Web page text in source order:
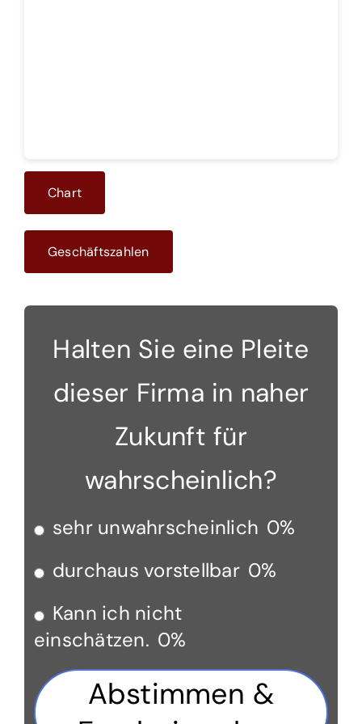
Chart
Geschäftszahlen
Halten Sie eine Pleite
dieser Firma in naher
Zukunft für
wahrscheinlich?
sehr unwahrscheinlich 0%
durchaus vorstellbar 0%
Kann ich nicht
einschätzen. 0%
Abstimmen &